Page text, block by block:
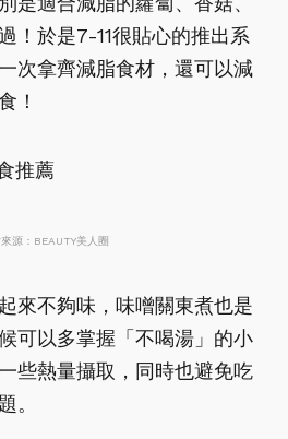
！於是7-11很貼心的推出系
次拿齊減脂食材，還可以減
！
來源：BEAUTY美人圈
來不夠味，味噌關東煮也是
可以多掌握「不喝湯」的小
些熱量攝取，同時也避免吃
。